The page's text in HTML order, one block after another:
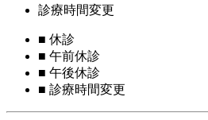
診療時間変更
■ 休診
■ 午前休診
■ 午後休診
■ 診療時間変更